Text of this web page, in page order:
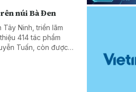
núi Bà Đen
Ninh, triển lãm
414 tác phẩm
Tuấn, còn được